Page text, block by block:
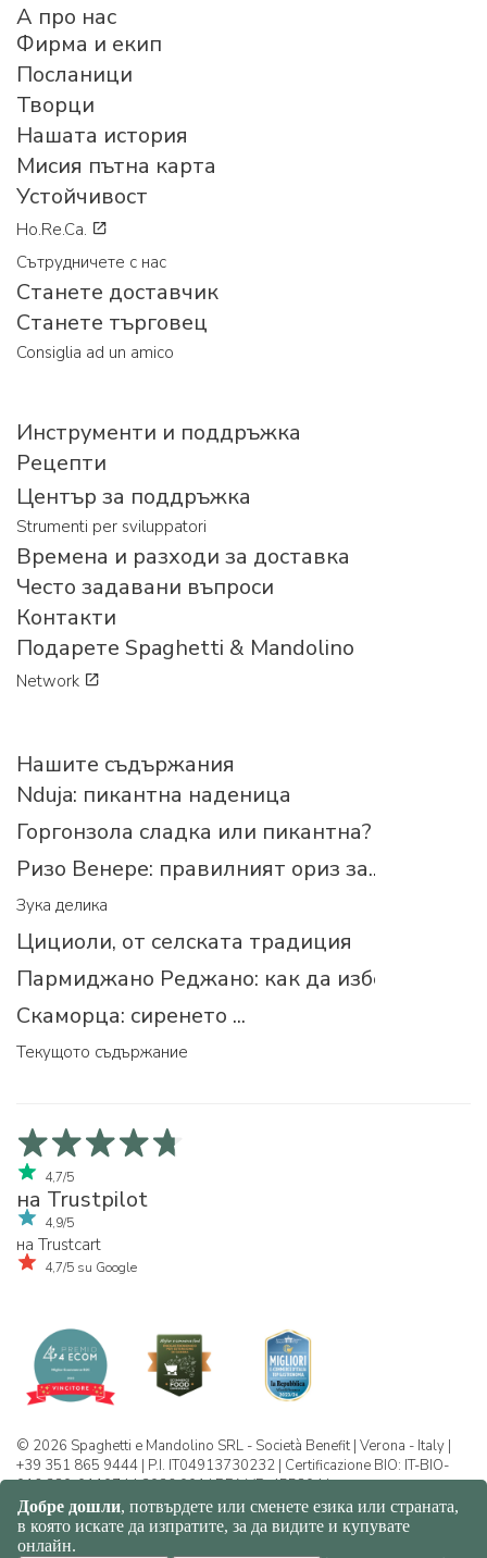
A про нас
Фирма и екип
Посланици
Творци
Нашата история
Мисия пътна карта
Устойчивост
Ho.Re.Ca.
Сътрудничете с нас
Станете доставчик
Станете търговец
Consiglia ad un amico
Инструменти и поддръжка
Рецепти
Център за поддръжка
Strumenti per sviluppatori
Времена и разходи за доставка
Често задавани въпроси
Контакти
Подарете Spaghetti & Mandolino
Network
Нашите съдържания
Nduja: пикантна наденица
Горгонзола сладка или пикантна?
Ризо Венере: правилният ориз за...
Зука делика
Цициоли, от селската традиция
Пармиджано Реджано: как да изберем
Скаморца: сиренето ...
Текущото съдържание
4,7/5
на Trustpilot
4,9/5
на Trustcart
4,7/5 su Google
© 2026 Spaghetti e Mandolino SRL - Società Benefit | Verona - Italy |
+39 351 865 9444 | P.I. IT04913730232 | Certificazione BIO: IT-BIO-
016.380-0110744.2026.001 | REA VR-455804 |
Политика за конфиденциалност и
бисквитки